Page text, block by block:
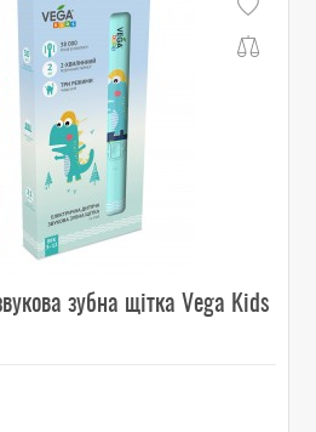
зубна щітка Vega Kids